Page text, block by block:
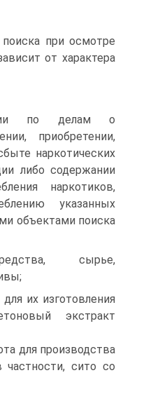
при осмотре
от характера
по делам о
приобретении,
наркотических
либо содержании
наркотиков,
указанных
объектами поиска
сырье,
их изготовления
экстракт
для производства
частности, сито со